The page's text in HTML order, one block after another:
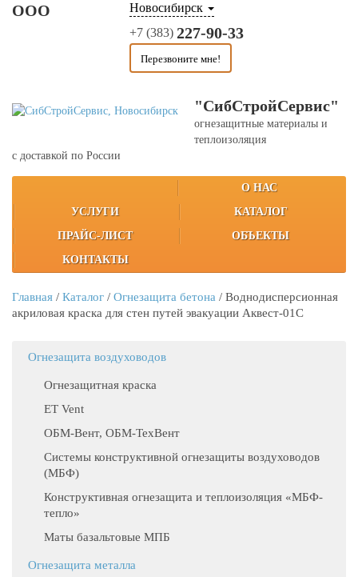
Новосибирск
+7 (383) 227-90-33
Перезвоните мне!
ООО
"СибСтройСервис"
огнезащитные материалы и
теплоизоляция
с доставкой по России
О НАС
УСЛУГИ
КАТАЛОГ
ПРАЙС-ЛИСТ
ОБЪЕКТЫ
КОНТАКТЫ
Главная / Каталог / Огнезащита бетона / Воднодисперсионная
акриловая краска для стен путей эвакуации Аквест-01С
Огнезащита воздуховодов
Огнезащитная краска
ET Vent
ОБМ-Вент, ОБМ-ТехВент
Системы конструктивной огнезащиты воздуховодов
(МБФ)
Конструктивная огнезащита и теплоизоляция «МБФ-
тепло»
Маты базальтовые МПБ
Огнезащита металла